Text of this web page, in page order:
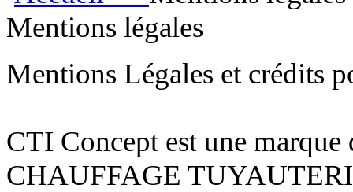
Mentions légales
Mentions Légales et crédits
CTI Concept est une marque
CHAUFFAGE